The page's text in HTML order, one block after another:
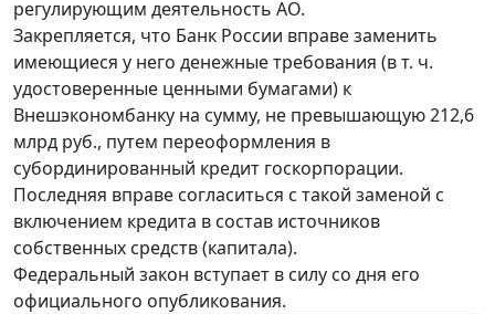
регулирующим деятельность АО.
Закрепляется, что Банк России вправе заменить
имеющиеся у него денежные требования (в т. ч.
удостоверенные ценными бумагами) к
Внешэкономбанку на сумму, не превышающую 212,6
млрд руб., путем переоформления в
субординированный кредит госкорпорации.
Последняя вправе согласиться с такой заменой с
включением кредита в состав источников
собственных средств (капитала).
Федеральный закон вступает в силу со дня его
официального опубликования.